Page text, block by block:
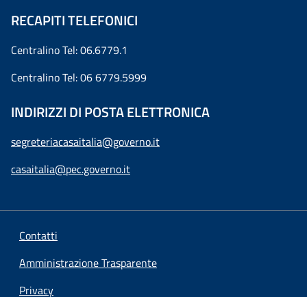
RECAPITI TELEFONICI
Centralino Tel: 06.6779.1
Centralino Tel: 06 6779.5999
INDIRIZZI DI POSTA ELETTRONICA
segreteriacasaitalia@governo.it
casaitalia@pec.governo.it
Contatti
Amministrazione Trasparente
Privacy